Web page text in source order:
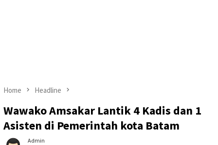
Home Headline
Wawako Amsakar Lantik 4 Kadis dan 1
Asisten di Pemerintah kota Batam
Admin